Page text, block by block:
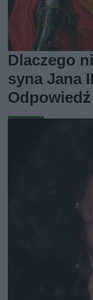
Dlaczego
syna Jana